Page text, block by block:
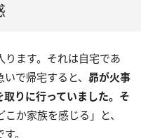
ります。それは自宅であ
で帰宅すると、 昴が火事
りに行っていました。そ
こか家族を感じる」と、
。